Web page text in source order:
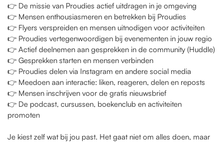
👉 De missie van Proudies actief uitdragen in je omgeving
👉 Mensen enthousiasmeren en betrekken bij Proudies
👉 Flyers verspreiden en mensen uitnodigen voor activiteiten
👉 Proudies vertegenwoordigen bij evenementen in jouw regio
👉 Actief deelnemen aan gesprekken in de community (Huddle)
👉 Gesprekken starten en mensen verbinden
👉 Proudies delen via Instagram en andere social media
👉 Meedoen aan interactie: liken, reageren, delen en reposts
👉 Mensen inschrijven voor de gratis nieuwsbrief
👉 De podcast, cursussen, boekenclub en activiteiten
promoten
Je kiest zelf wat bij jou past. Het gaat niet om alles doen, maar